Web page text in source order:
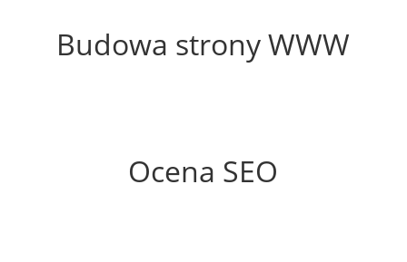
Budowa strony WWW
Ocena SEO